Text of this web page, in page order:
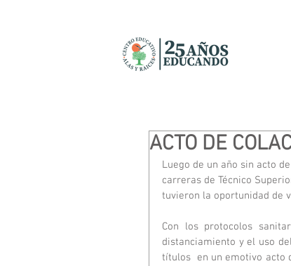
ACTO DE
Luego de un año sin acto
carreras de Técnico
tuvieron la oportunidad de
Con los protocolos
distanciamiento y el uso
títulos  en un emotivo acto